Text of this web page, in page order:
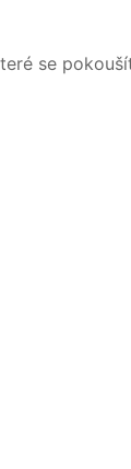
se